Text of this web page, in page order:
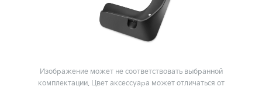
Изображение может не соответствовать выбранной
комплектации. Цвет аксессуара может отличаться от